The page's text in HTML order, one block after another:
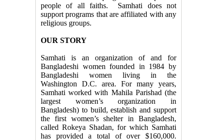
people of all faiths. Samhati does not
support programs that are affiliated with any
religious groups.
OUR STORY
Samhati is an organization of and for
Bangladeshi women founded in 1984 by
Bangladeshi women living in the
Washington D.C. area. For many years,
Samhati worked with Mahila Parishad (the
largest women’s organization in
Bangladesh) to build, establish and support
the first women’s shelter in Bangladesh,
called Rokeya Shadan, for which Samhati
has provided a total of over $160,000.